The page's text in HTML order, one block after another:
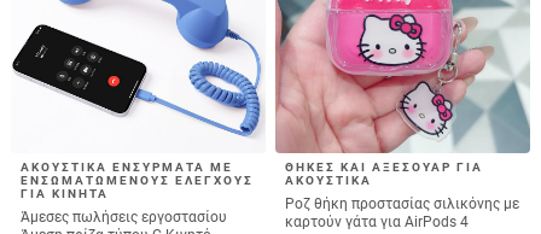
ΑΚΟΥΣΤΙΚΆ ΕΝΣΎΡΜΑΤΑ ΜΕ
ΕΝΣΩΜΑΤΩΜΈΝΟΥΣ ΕΛΈΓΧΟΥΣ
ΓΙΑ ΚΙΝΗΤΆ
Άμεσες πωλήσεις εργοστασίου
ΘΉΚΕΣ ΚΑΙ ΑΞΕΣΟΥΆΡ ΓΙΑ
ΑΚΟΥΣΤΙΚΆ
Ροζ θήκη προστασίας σιλικόνης με
καρτούν γάτα για AirPods 4